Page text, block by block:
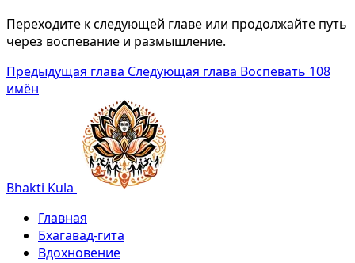
Переходите к следующей главе или продолжайте путь
через воспевание и размышление.
Предыдущая глава Следующая глава Воспевать 108
имён
Bhakti Kula
Главная
Бхагавад-гита
Вдохновение